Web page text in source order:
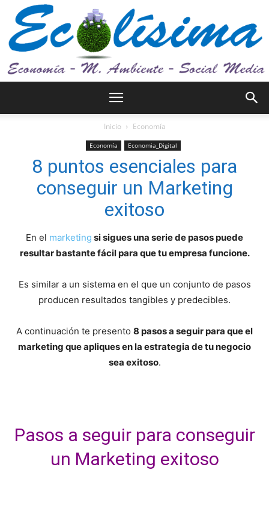
Medio
ambiente
Inicio Economía
Economía Economia_Digital
8 puntos esenciales para
conseguir un Marketing
exitoso
En el marketing si sigues una serie de pasos puede
resultar bastante fácil para que tu empresa funcione.
Es similar a un sistema en el que un conjunto de pasos
producen resultados tangibles y predecibles.
A continuación te presento 8 pasos a seguir para que el
marketing que apliques en la estrategia de tu negocio
sea exitoso.
Pasos a seguir para conseguir
un Marketing exitoso